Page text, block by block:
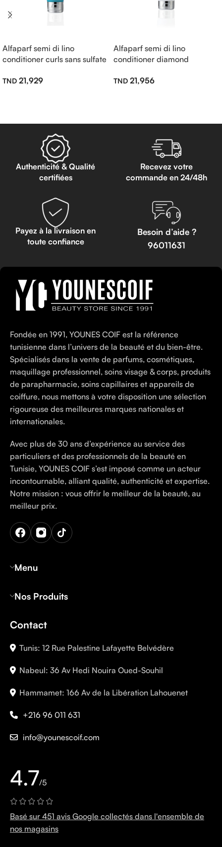
Alfaparf semi di lino
conditioner curls sans sulfate
21,929
Alfaparf semi di lino
conditioner diamond
200ml21,956
Authenticité & Qualité
certifiées
Recevez votre
commande en 24/48h
Payez à la livraison en
toute confiance
Besoin d’aide ?
96011631
Fondée en 1991, YOUNES COIF est la référence
tunisienne dans l’univers de la beauté et du bien-être.
Spécialisés dans la vente de parfums, cosmétiques,
maquillage professionnel, soins visage & corps, produits
de parapharmacie, soins capillaires et appareils de
coiffure, nous mettons à votre disposition une sélection
rigoureuse des meilleures marques nationales et
internationales.
Avec plus de 30 ans d’expérience au service des
particuliers et des professionnels de la beauté en
Tunisie, YOUNES COIF s’est imposé comme un acteur
incontournable, alliant qualité, authenticité et expertise.
Notre mission : vous offrir le meilleur de la beauté, au
meilleur prix.
Menu
Nos Produits
Contact
Tunis: 12 Rue Palestine Lafayette Belvédère
Nabeul: 36 Av Hedi Nouira Oued-Souhil
Hammamet: 166 Av de la Libération Lahouenet
+216 96 011 631
info@younescoif.com
4.7/5
Basé sur 451 avis Google collectés dans l'ensemble de
nos magasins